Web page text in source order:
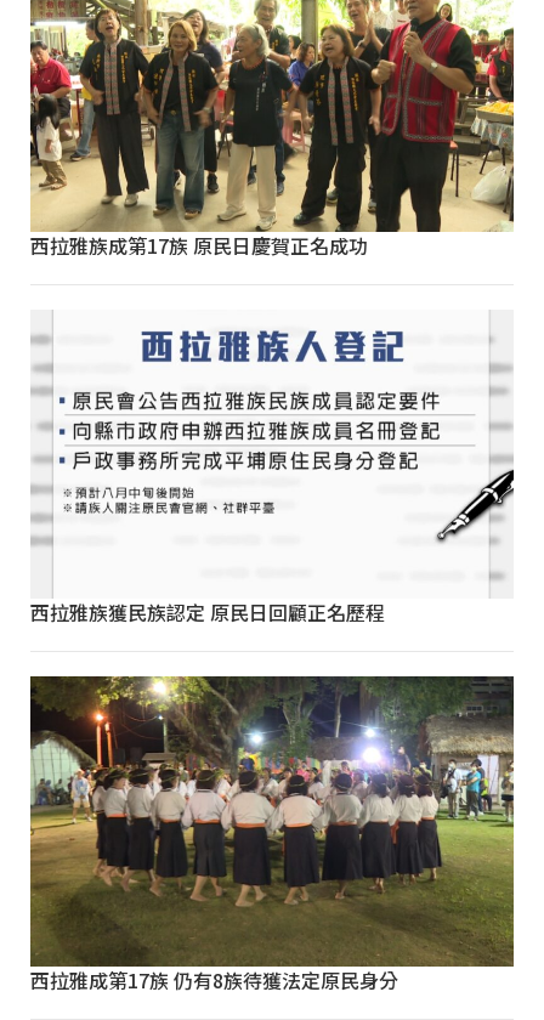
西拉雅族成第17族 原民日慶賀正名成功
西拉雅族獲民族認定 原民日回顧正名歷程
西拉雅成第17族 仍有8族待獲法定原民身分